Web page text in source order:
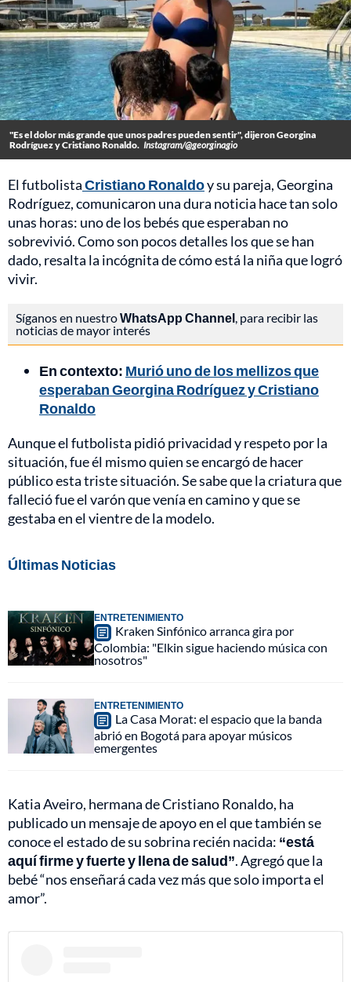
"Es el dolor más grande que unos padres pueden sentir", dijeron Georgina
Rodríguez y Cristiano Ronaldo. Instagram/@georginagio
El futbolistaCristiano Ronaldoy su pareja, Georgina
Rodríguez, comunicaron una dura noticia hace tan solo
unas horas: uno de los bebés que esperaban no
sobrevivió. Como son pocos detalles los que se han
dado, resalta la incógnita de cómo está la niña que logró
vivir.
Síganos en nuestroWhatsApp Channel, para recibir las
noticias de mayor interés
En contexto: Murió uno de los mellizos que
esperaban Georgina Rodríguez y Cristiano
Ronaldo
Aunque el futbolista pidió privacidad y respeto por la
situación, fue él mismo quien se encargó de hacer
público esta triste situación. Se sabe que la criatura que
falleció fue el varón que venía en camino y que se
gestaba en el vientre de la modelo.
Últimas Noticias
ENTRETENIMIENTO
Kraken Sinfónico arranca gira por
Colombia: "Elkin sigue haciendo música con
nosotros"
ENTRETENIMIENTO
La Casa Morat: el espacio que la banda
abrió en Bogotá para apoyar músicos
emergentes
Katia Aveiro, hermana de Cristiano Ronaldo, ha
publicado un mensaje de apoyo en el que también se
conoce el estado de su sobrina recién nacida: “está
aquí firme y fuerte y llena de salud”. Agregó que la
bebé “nos enseñará cada vez más que solo importa el
amor”.